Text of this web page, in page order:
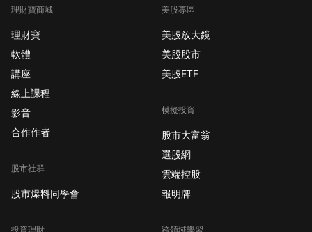
理財寶商城
理財寶
軟體
講座
線上課程
影音
合作作者
股市社群
股市爆料同學會
投資理財
美股專區
美股放大鏡
美股股市
美股ETF
模擬投資
股市大富翁
選股網
雲端控股
報明牌
跨領域學習